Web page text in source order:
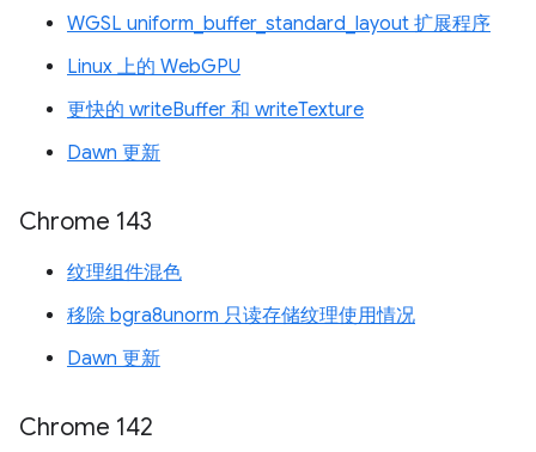
WGSL uniform_buffer_standard_layout 扩展程序
Linux 上的 WebGPU
更快的 writeBuffer 和 writeTexture
Dawn 更新
Chrome 143
纹理组件混色
移除 bgra8unorm 只读存储纹理使用情况
Dawn 更新
Chrome 142